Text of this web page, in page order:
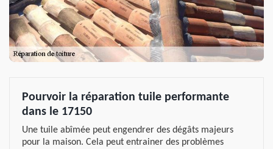
Pourvoir la réparation tuile performante
dans le 17150
Une tuile abîmée peut engendrer des dégâts majeurs
pour la maison. Cela peut entrainer des problèmes